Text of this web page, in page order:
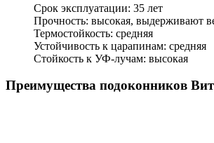
Срок эксплуатации: 35 лет
Прочность: высокая, выдерживают
Термостойкость: средняя
Устойчивость к царапинам: средняя
Стойкость к УФ-лучам: высокая
Преимущества подоконников